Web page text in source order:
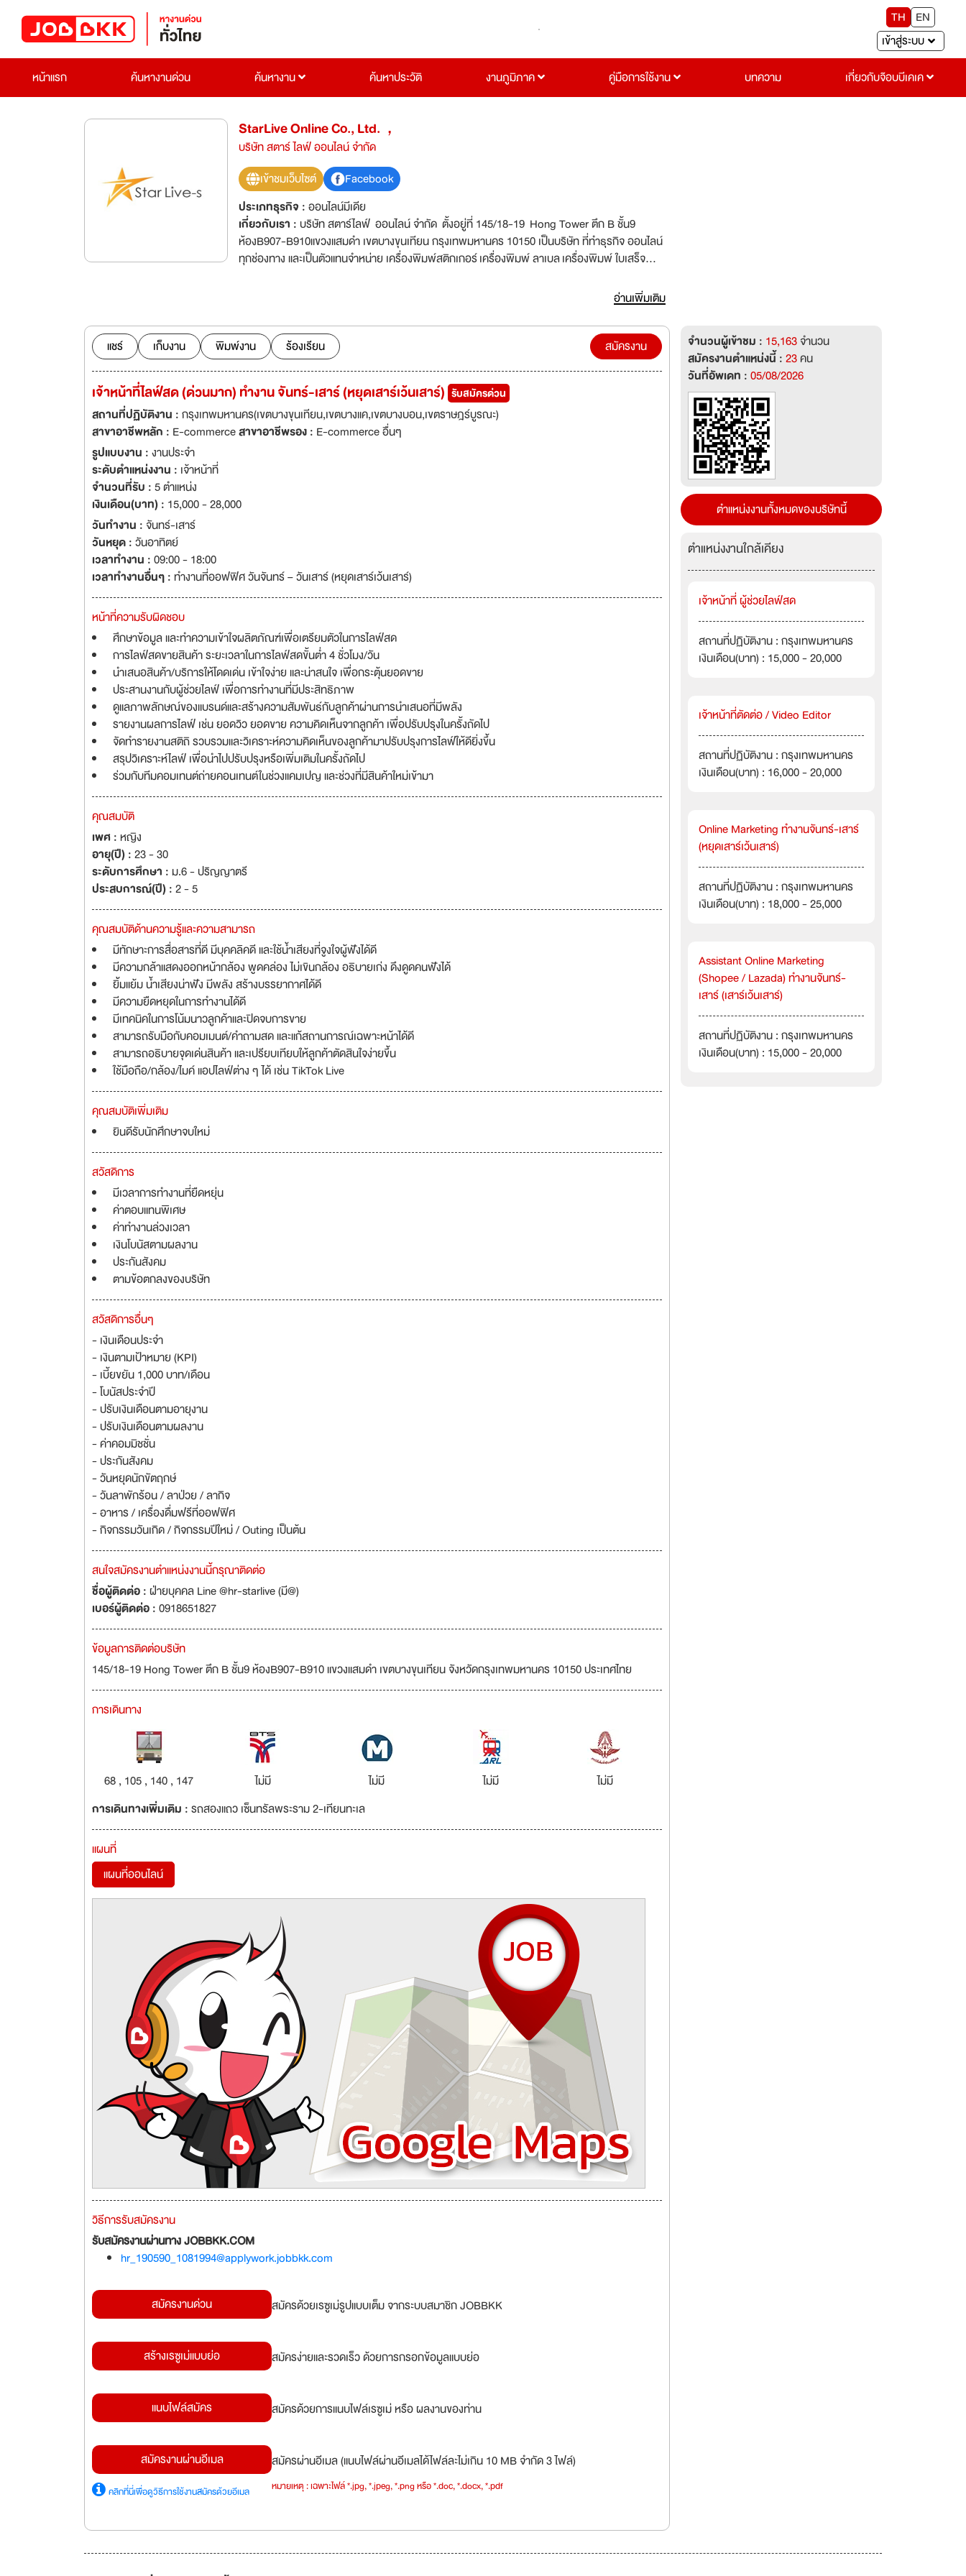
TH
EN
เข้าสู่ระบบ
หน้าแรก
ค้นหางานด่วน ค้นหางาน ค้นหาประวัติ งานภูมิภาค คู่มือการใช้งาน บทความ เกี่ยวกับจ๊อบบีเคเค
StarLive Online Co., Ltd.，
บริษัท สตาร์ ไลฟ์ ออนไลน์ จำกัด
เข้าชมเว็บไซต์
Facebook
ประเภทธุรกิจ :ออนไลน์มีเดีย
เกี่ยวกับเรา :บริษัท สตาร์ไลฟ์ ออนไลน์ จำกัด ตั้งอยู่ที่ 145/18-19 Hong Tower ตึก B ชั้น9
ห้องB907-B910แขวงแสมดำ เขตบางขุนเทียน กรุงเทพมหานคร 10150 เป็นบริษัท ที่ทำธุรกิจ ออนไลน์
ทุกช่องทาง และเป็นตัวแทนจำหน่าย เครื่องพิมพ์สติกเกอร์ เครื่องพิมพ์ ลาเบล เครื่องพิมพ์ ใบเสร็จ
อ่านเพิ่มเติม
แชร์ เก็บงาน พิมพ์งาน ร้องเรียน สมัครงาน
เจ้าหน้าที่ไลฟ์สด (ด่วนมาก) ทำงาน จันทร์-เสาร์ (หยุดเสาร์เว้นเสาร์) รับสมัครด่วน
สถานที่ปฏิบัติงาน :กรุงเทพมหานคร(เขตบางขุนเทียน,เขตบางแค,เขตบางบอน,เขตราษฎร์บูรณะ)
สาขาอาชีพหลัก : E-commerceสาขาอาชีพรอง : E-commerce อื่นๆ
รูปแบบงาน :งานประจำ
ระดับตำแหน่งงาน : เจ้าหน้าที่
จำนวนที่รับ :5 ตำแหน่ง
เงินเดือน(บาท) : 15,000 - 28,000
วันทำงาน : จันทร์-เสาร์
วันหยุด :วันอาทิตย์
เวลาทำงาน :09:00 - 18:00
เวลาทำงานอื่นๆ :ทำงานที่ออฟฟิศ วันจันทร์ – วันเสาร์ (หยุดเสาร์เว้นเสาร์)
หน้าที่ความรับผิดชอบ
ศึกษาข้อมูล และทำความเข้าใจผลิตภัณฑ์เพื่อเตรียมตัวในการไลฟ์สด
การไลฟ์สดขายสินค้า ระยะเวลาในการไลฟ์สดขั้นต่ำ 4 ชั่วโมง/วัน
นำเสนอสินค้า/บริการให้โดดเด่น เข้าใจง่าย และน่าสนใจ เพื่อกระตุ้นยอดขาย
ประสานงานกับผู้ช่วยไลฟ์ เพื่อการทำงานที่มีประสิทธิภาพ
ดูแลภาพลักษณ์ของแบรนด์และสร้างความสัมพันธ์กับลูกค้าผ่านการนำเสนอที่มีพลัง
รายงานผลการไลฟ์ เช่น ยอดวิว ยอดขาย ความคิดเห็นจากลูกค้า เพื่อปรับปรุงในครั้งถัดไป
จัดทำรายงานสติถิ รวบรวมและวิเคราะห์ความคิดเห็นของลูกค้ามาปรับปรุงการไลฟ์ให้ดียิ่งขึ้น
สรุปวิเคราะห์ไลฟ์ เพื่อนำไปปรับปรุงหรือเพิ่มเติมในครั้งถัดไป
ร่วมกับทีมคอมเทนต์ถ่ายคอนเทนต์ในช่วงแคมเปญ และช่วงที่มีสินค้าใหม่เข้ามา
คุณสมบัติ
เพศ :หญิง
อายุ(ปี) :23 - 30
ระดับการศึกษา : ม.6 - ปริญญาตรี
ประสบการณ์(ปี) :2 - 5
คุณสมบัติด้านความรู้และความสามารถ
มีทักษาะการสื่อสารที่ดี มีบุคคลิคดี และใช้น้ำเสียงที่จูงใจผู้ฟังได้ดี
มีความกล้าแสดงออกหน้ากล้อง พูดคล่อง ไม่เขินกล้อง อธิบายเก่ง ดึงดูดคนฟังได้
ยิ้มแย้ม น้ำเสียงน่าฟัง มีพลัง สร้างบรรยากาศได้ดี
มีความยืดหยุดในการทำงานได้ดี
มีเทคนิคในการโน้มนาวลูกค้าและปิดจบการขาย
สามารถรับมือกับคอมเมนต์/คำถามสด และแก้สถานการณ์เฉพาะหน้าได้ดี
สามารถอธิบายจุดเด่นสินค้า และเปรียบเทียบให้ลูกค้าตัดสินใจง่ายขึ้น
ใช้มือถือ/กล้อง/ไมค์ แอปไลฟ์ต่าง ๆ ได้ เช่น TikTok Live
คุณสมบัติเพิ่มเติม
ยินดีรับนักศึกษาจบใหม่
สวัสดิการ
มีเวลาการทำงานที่ยืดหยุ่น
ค่าตอบแทนพิเศษ
ค่าทำงานล่วงเวลา
เงินโบนัสตามผลงาน
ประกันสังคม
ตามข้อตกลงของบริษัท
สวัสดิการอื่นๆ
- เงินเดือนประจำ
- เงินตามเป้าหมาย (KPI)
- เบี้ยขยัน 1,000 บาท/เดือน
- โบนัสประจำปี
- ปรับเงินเดือนตามอายุงาน
- ปรับเงินเดือนตามผลงาน
- ค่าคอมมิชชั่น
- ประกันสังคม
- วันหยุดนักขัตฤกษ์
- วันลาพักร้อน / ลาป่วย / ลากิจ
- อาหาร / เครื่องดื่มฟรีที่ออฟฟิศ
- กิจกรรมวันเกิด / กิจกรรมปีใหม่ / Outing เป็นต้น
สนใจสมัครงานตำแหน่งงานนี้กรุณาติดต่อ
ชื่อผู้ติดต่อ :ฝ่ายบุคคล Line @hr-starlive (มี@)
เบอร์ผู้ติดต่อ :0918651827
ข้อมูลการติดต่อบริษัท
145/18-19 Hong Tower ตึก B ชั้น9 ห้องB907-B910 แขวงแสมดำ เขตบางขุนเทียน จังหวัดกรุงเทพมหานคร 10150 ประเทศไทย
การเดินทาง
68 , 105 , 140 , 147 ไม่มี ไม่มี ไม่มี
ไม่มี
การเดินทางเพิ่มเติม :รถสองแถว เซ็นทรัลพระราม 2-เทียนทะเล
แผนที่
แผนที่ออนไลน์
วิธีการรับสมัครงาน
รับสมัครงานผ่านทาง JOBBKK.COM
hr_190590_1081994@applywork.jobbkk.com
สมัครงานด่วน สมัครด้วยเรซูเม่รูปแบบเต็ม จากระบบสมาชิก JOBBKK
สร้างเรซูเม่แบบย่อ สมัครง่ายและรวดเร็ว ด้วยการกรอกข้อมูลแบบย่อ
แนบไฟล์สมัคร สมัครด้วยการแนบไฟล์เรซูเม่ หรือ ผลงานของท่าน
สมัครงานผ่านอีเมล
คลิกที่นี่เพื่อดูวิธีการใช้งานสมัครด้วยอีเมล
สมัครผ่านอีเมล (แนบไฟล์ผ่านอีเมลได้ไฟล์ละไม่เกิน 10 MB จำกัด 3 ไฟล์)
หมายเหตุ : เฉพาะไฟล์ *.jpg, *.jpeg, *.png หรือ *.doc, *.docx, *.pdf
จำนวนผู้เข้าชม : 15,163จำนวน
สมัครงานตำแหน่งนี้ :23คน
วันที่อัพเดท :05/08/2026
ตำแหน่งงานทั้งหมดของบริษัทนี้
ตำแหน่งงานใกล้เคียง
เจ้าหน้าที่ ผู้ช่วยไลฟ์สด
สถานที่ปฏิบัติงาน : กรุงเทพมหานคร
เงินเดือน(บาท) : 15,000 - 20,000
เจ้าหน้าที่ตัดต่อ / Video Editor
สถานที่ปฏิบัติงาน : กรุงเทพมหานคร
เงินเดือน(บาท) : 16,000 - 20,000
Online Marketing ทำงานจันทร์-เสาร์
(หยุดเสาร์เว้นเสาร์)
สถานที่ปฏิบัติงาน : กรุงเทพมหานคร
เงินเดือน(บาท) : 18,000 - 25,000
Assistant Online Marketing
(Shopee / Lazada) ทำงานจันทร์-
เสาร์ (เสาร์เว้นเสาร์)
สถานที่ปฏิบัติงาน : กรุงเทพมหานคร
เงินเดือน(บาท) : 15,000 - 20,000